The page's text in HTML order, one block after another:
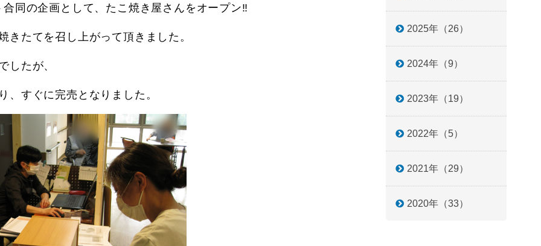
2025年（26）
2024年（9）
2023年（19）
2022年（5）
2021年（29）
2020年（33）
同の企画として、たこ焼き屋さんをオープン‼
きたてを召し上がって頂きました。
したが、
、すぐに完売となりました。